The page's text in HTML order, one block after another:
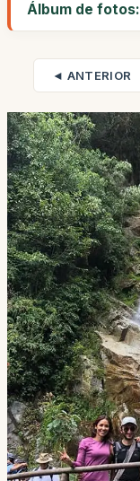
Álbum de
◄ ANTERIOR